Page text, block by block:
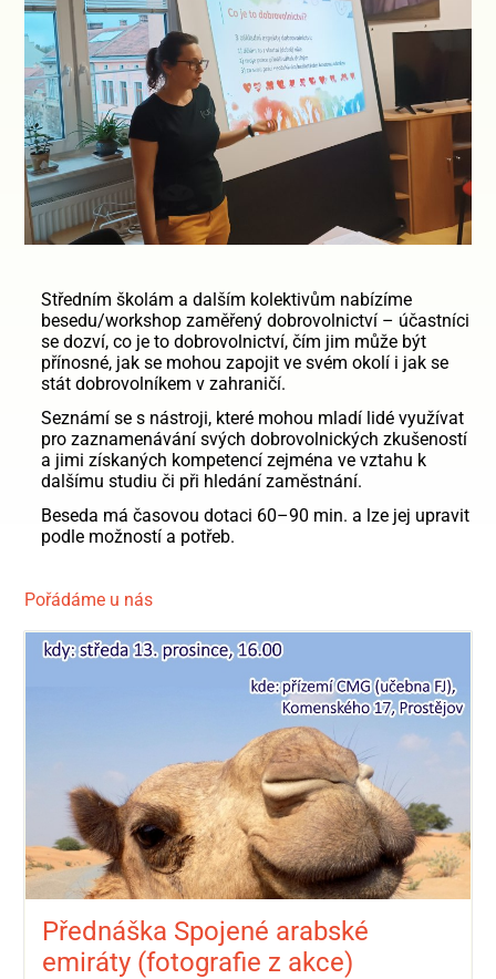
Středním školám a dalším kolektivům nabízíme
besedu/workshop zaměřený dobrovolnictví – účastníci
se dozví, co je to dobrovolnictví, čím jim může být
přínosné, jak se mohou zapojit ve svém okolí i jak se
stát dobrovolníkem v zahraničí.
Seznámí se s nástroji, které mohou mladí lidé využívat
pro zaznamenávání svých dobrovolnických zkušeností
a jimi získaných kompetencí zejména ve vztahu k
dalšímu studiu či při hledání zaměstnání.
Beseda má časovou dotaci 60–90 min. a lze jej upravit
podle možností a potřeb.
Pořádáme u nás
Přednáška Spojené arabské
emiráty (fotografie z akce)